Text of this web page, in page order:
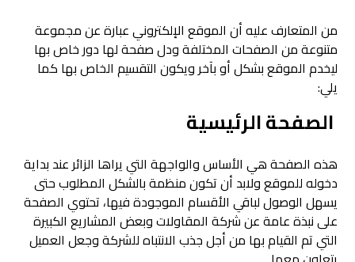
من المتعارف عليه أن الموقع الإلكتروني عبارة عن مجموعة
متنوعة من الصفحات المختلفة ودل صفحة لها دور خاص بها
ليخدم الموقع بشكل أو بآخر ويكون التقسيم الخاص بها كما
يلي:
الصفحة الرئيسية
هذه الصفحة هي الأساس والواجهة التي يراها الزائر عند بداية
دخوله للموقع ولابد أن تكون منظمة بالشكل المطلوب حتى
يسهل الوصول لباقي الأقسام الموجودة فيها، تحتوي الصفحة
على نبذة عامة عن شركة المقاولات وبعض المشاريع الكبيرة
التي تم القيام بها من أجل جذب الانتباه للشركة وجعل العميل